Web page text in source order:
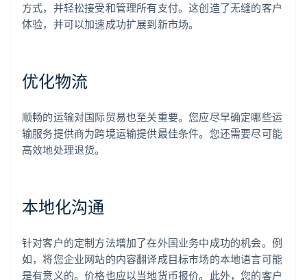
方式，并轻松接受和管理所有支付。这创造了无缝的客户
体验，并可以加速成功扩展到新市场。
优化物流
顺畅的运输对国际贸易也至关重要。您应尽早确定哪些运
输服务提供商为跨境运输提供最佳条件。您还需要尽可能
高效地处理退货。
本地化沟通
针对客户的定制方法增加了在外国业务中成功的机会。例
如，将您企业网站的内容翻译成目标市场的本地语言可能
是有意义的。价格也应以当地货币报价。此外，您的客户
阿联酋
English
English
澳大利亚
English
巴西